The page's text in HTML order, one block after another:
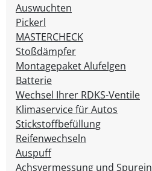
Auswuchten
Pickerl
MASTERCHECK
Stoßdämpfer
Montagepaket Alufelgen
Batterie
Wechsel Ihrer RDKS-Ventile
Klimaservice für Autos
Stickstoffbefüllung
Reifenwechseln
Auspuff
Achsvermessung und